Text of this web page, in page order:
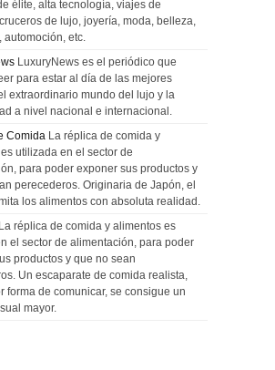
élite, alta tecnología, viajes de
de lujo, joyería, moda, belleza,
automoción, etc.
LuxuryNews es el periódico que
para estar al día de las mejores
extraordinario mundo del lujo y la
a nivel nacional e internacional.
Comida La réplica de comida y
utilizada en el sector de
para poder exponer sus productos y
perecederos. Originaria de Japón, el
los alimentos con absoluta realidad.
La réplica de comida y alimentos es
el sector de alimentación, para poder
productos y que no sean
Un escaparate de comida realista,
forma de comunicar, se consigue un
mayor.